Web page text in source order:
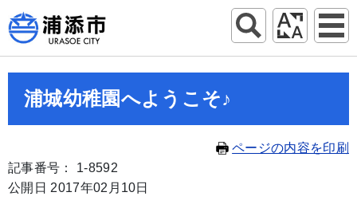
浦城幼稚園へようこそ♪
ページの内容を印刷
記事番号： 1-8592
公開日 2017年02月10日